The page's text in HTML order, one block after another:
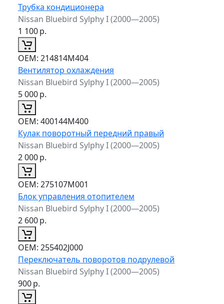
Трубка кондиционера
Nissan Bluebird Sylphy I (2000—2005)
1 100р.
ОЕМ: 214814M404
Вентилятор охлаждения
Nissan Bluebird Sylphy I (2000—2005)
5 000р.
ОЕМ: 400144M400
Кулак поворотный передний правый
Nissan Bluebird Sylphy I (2000—2005)
2 000р.
ОЕМ: 275107M001
Блок управления отопителем
Nissan Bluebird Sylphy I (2000—2005)
2 600р.
ОЕМ: 255402J000
Переключатель поворотов подрулевой
Nissan Bluebird Sylphy I (2000—2005)
900р.